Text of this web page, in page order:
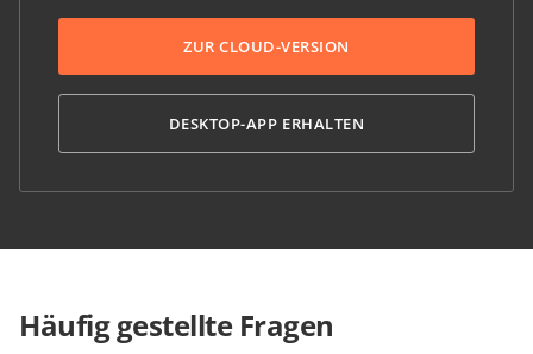
ZUR CLOUD-VERSION
DESKTOP-APP ERHALTEN
Häufig gestellte Fragen